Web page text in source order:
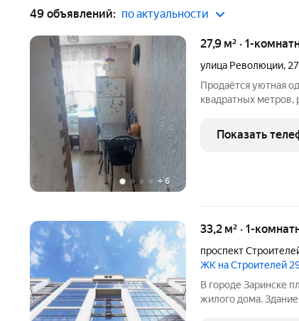
49 объявлений: по актуальности
+ 6
27,9 м² · 1-
улица Революции, 27
Продаётся уютная
квадратных метров,
двухэтажного
Пространство
Показать
33,2 м² · 1-
проспект
ЖК на Строителей
В городе Заринске
жилого дома.